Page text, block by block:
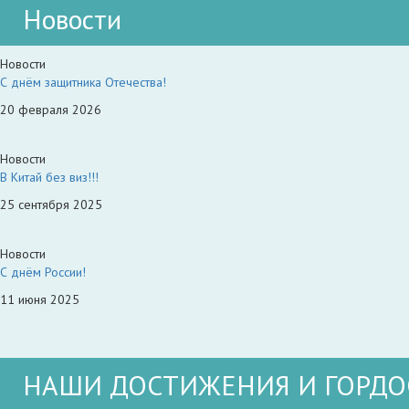
Новости
Новости
С днём защитника Отечества!
20 февраля 2026
Новости
В Китай без виз!!!
25 сентября 2025
Новости
С днём России!
11 июня 2025
НАШИ ДОСТИЖЕНИЯ И